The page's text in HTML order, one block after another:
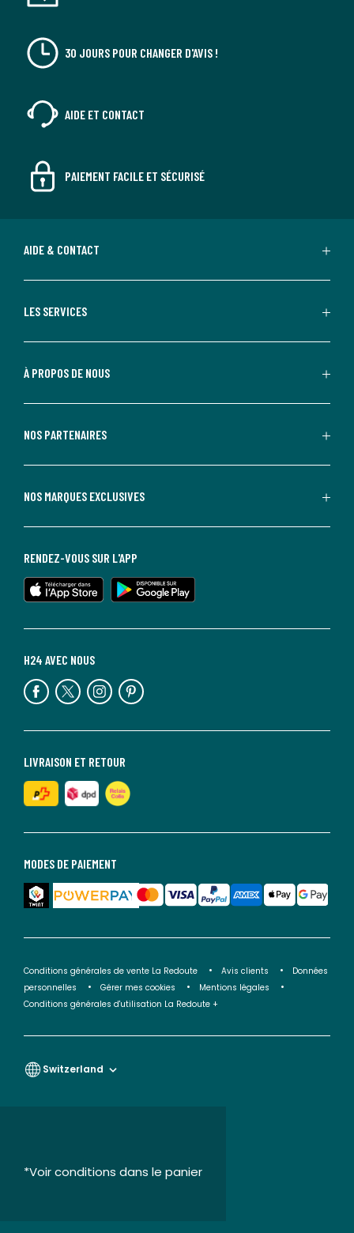
30 JOURS POUR CHANGER D'AVIS !
AIDE ET CONTACT
PAIEMENT FACILE ET SÉCURISÉ
AIDE & CONTACT
LES SERVICES
À PROPOS DE NOUS
NOS PARTENAIRES
NOS MARQUES EXCLUSIVES
MODES DE PAIEMENT
LIVRAISON ET RETOUR
H24 AVEC NOUS
RENDEZ-VOUS SUR L'APP
Conditions générales de vente La Redoute Avis clients
Données
personnelles
Gérer mes cookies
Mentions légales
Conditions générales d'utilisation La Redoute +
Switzerland
*Voir conditions dans le panier